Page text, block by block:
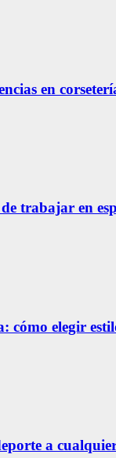
en
trabajar en
cómo elegir
a